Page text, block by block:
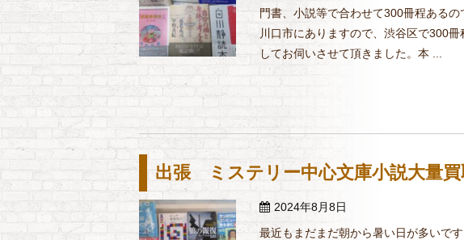
門書、小説等で合わせて300冊程ある
川口市にありますので、渋谷区で300
してお伺いさせて頂きました。本 ...
出張 ミステリー中心文庫小説大量
2024年8月8日
最近もまだまだ朝から暑い日が多いで